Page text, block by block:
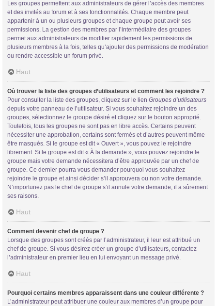
Les groupes permettent aux administrateurs de gérer l’accès des membres
et des invités au forum et à ses fonctionnalités. Chaque membre peut
appartenir à un ou plusieurs groupes et chaque groupe peut avoir ses
permissions. La gestion des membres par l’intermédiaire des groupes
permet aux administrateurs de modifier rapidement les permissions de
plusieurs membres à la fois, telles qu’ajouter des permissions de modération
ou rendre accessible un forum privé.
Haut
Où trouver la liste des groupes d’utilisateurs et comment les rejoindre ?
Pour consulter la liste des groupes, cliquez sur le lien Groupes d’utilisateurs
depuis votre panneau de l’utilisateur. Si vous souhaitez rejoindre un des
groupes, sélectionnez le groupe désiré et cliquez sur le bouton approprié.
Toutefois, tous les groupes ne sont pas en libre accès. Certains peuvent
nécessiter une approbation, certains sont fermés et d’autres peuvent même
être masqués. Si le groupe est dit « Ouvert », vous pouvez le rejoindre
librement. Si le groupe est dit « À la demande », vous pouvez rejoindre le
groupe mais votre demande nécessitera d’être approuvée par un chef de
groupe. Ce dernier pourra vous demander pourquoi vous souhaitez
rejoindre le groupe et ainsi décider s’il approuvera ou non votre demande.
N’importunez pas le chef de groupe s’il annule votre demande, il a sûrement
ses raisons.
Haut
Comment devenir chef de groupe ?
Lorsque des groupes sont créés par l’administrateur, il leur est attribué un
chef de groupe. Si vous désirez créer un groupe d’utilisateurs, contactez
l’administrateur en premier lieu en lui envoyant un message privé.
Haut
Pourquoi certains membres apparaissent dans une couleur différente ?
L’administrateur peut attribuer une couleur aux membres d’un groupe pour